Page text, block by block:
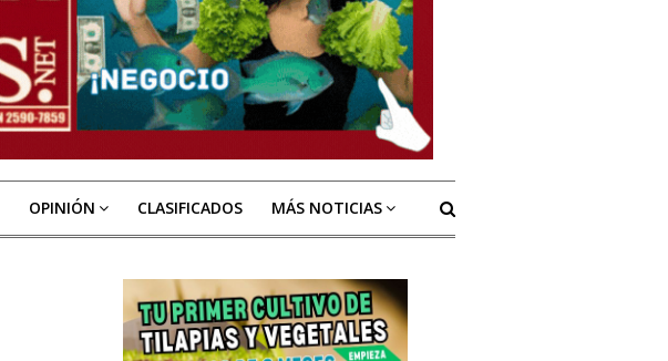
OPINIÓN CLASIFICADOS MÁS NOTICIAS